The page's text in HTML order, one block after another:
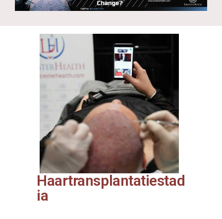
Haartransplantatiestad
ia